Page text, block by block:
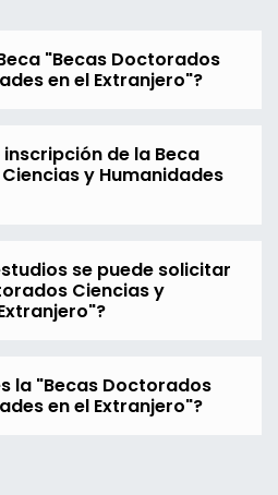
"Becas Doctorados
en el Extranjero"?
de la Beca
y Humanidades
se puede solicitar
Ciencias y
la "Becas Doctorados
en el Extranjero"?